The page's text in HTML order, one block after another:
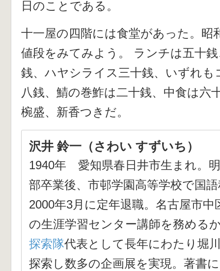
日のことである。
十一屋の四階には食堂があった。昭
値段をみてみよう。 ランチは五十
銭、ハヤシライス三十銭、いずれも
八銭、鯖の巻鮓は二十銭、中食は六
椀盛、新香つきだ。
沢井 鈴一（さわい すずいち）
1940年 愛知県春日井市生まれ。
部卒業後、市邨学園高等学校で国
2000年3月に定年退職。名古屋市中
の生涯学習センター講師を務める
探索隊代表として長年にわたり堀
探索し数多の企画展を実現。著書